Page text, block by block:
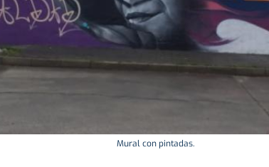
Mural con pintadas.